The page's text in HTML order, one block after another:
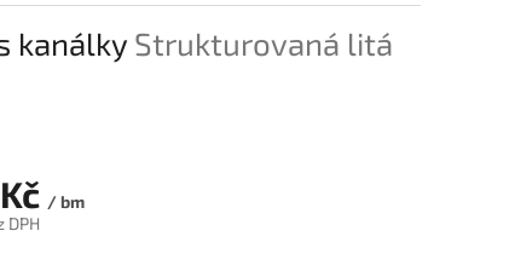
kanálky Strukturovaná litá
/ bm
DPH